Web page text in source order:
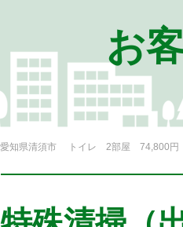
お
知県清須市 トイレ 2部屋 74,800円